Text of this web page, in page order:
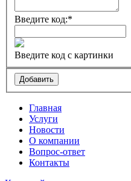
Введите код:*
Введите код с картинки
Главная
Услуги
Новости
О компании
Вопрос-ответ
Контакты